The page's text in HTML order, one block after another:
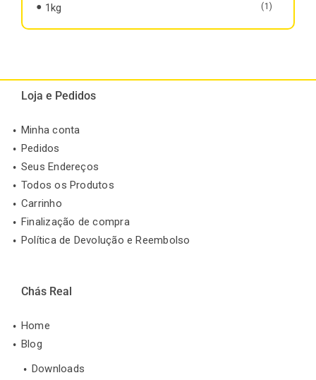
1kg (1)
Loja e Pedidos
Minha conta
Pedidos
Seus Endereços
Todos os Produtos
Carrinho
Finalização de compra
Política de Devolução e Reembolso
Chás Real
Home
Blog
Downloads